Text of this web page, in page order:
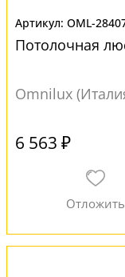
OML-
Потолочная
Omnilux
6 563 ₽